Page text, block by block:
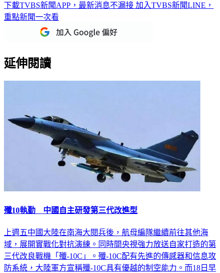
下載TVBS新聞APP，最新消息不漏接 加入TVBS新聞LINE，
重點新聞一次看
延伸閱讀
殲10執勤 中國自主研發第三代改進型
上週五中國大陸在南海大閱兵後，航母編隊繼續前往其他海
域，展開實戰化對抗演練。同時間央視強力放送自家打造的第
三代改良戰機「殲-10C」。殲-10C配有先進的傳感器和信息攻
防系統，大陸軍方宣稱殲-10C具有優越的制空能力。而18日早